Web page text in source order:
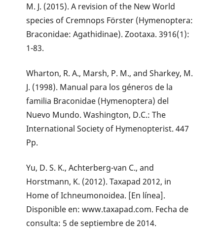
M. J. (2015). A revision of the New World
species of Cremnops Förster (Hymenoptera:
Braconidae: Agathidinae). Zootaxa. 3916(1):
1-83.
Wharton, R. A., Marsh, P. M., and Sharkey, M.
J. (1998). Manual para los géneros de la
familia Braconidae (Hymenoptera) del
Nuevo Mundo. Washington, D.C.: The
International Society of Hymenopterist. 447
Pp.
Yu, D. S. K., Achterberg-van C., and
Horstmann, K. (2012). Taxapad 2012, in
Home of Ichneumonoidea. [En línea].
Disponible en: www.taxapad.com. Fecha de
consulta: 5 de septiembre de 2014.